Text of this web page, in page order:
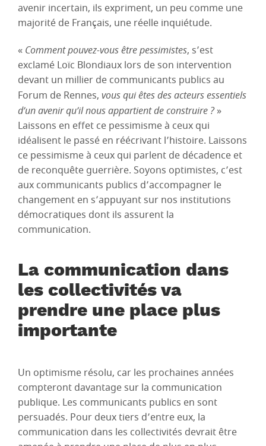
avenir incertain, ils expriment, un peu comme une
majorité de Français, une réelle inquiétude.
« Comment pouvez-vous être pessimistes, s’est
exclamé Loïc Blondiaux lors de son intervention
devant un millier de communicants publics au
Forum de Rennes, vous qui êtes des acteurs essentiels
d’un avenir qu’il nous appartient de construire ?»
Laissons en effet ce pessimisme à ceux qui
idéalisent le passé en réécrivant l’histoire. Laissons
ce pessimisme à ceux qui parlent de décadence et
de reconquête guerrière. Soyons optimistes, c’est
aux communicants publics d’accompagner le
changement en s’appuyant sur nos institutions
démocratiques dont ils assurent la
communication.
La communication dans
les collectivités va
prendre une place plus
importante
Un optimisme résolu, car les prochaines années
compteront davantage sur la communication
publique. Les communicants publics en sont
persuadés. Pour deux tiers d’entre eux, la
communication dans les collectivités devrait être